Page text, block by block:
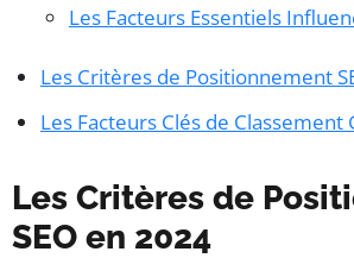
Les Facteurs Essentiels
Les Critères de Positionnement
Les Facteurs Clés de Classement
Les Critères de
SEO en 2024